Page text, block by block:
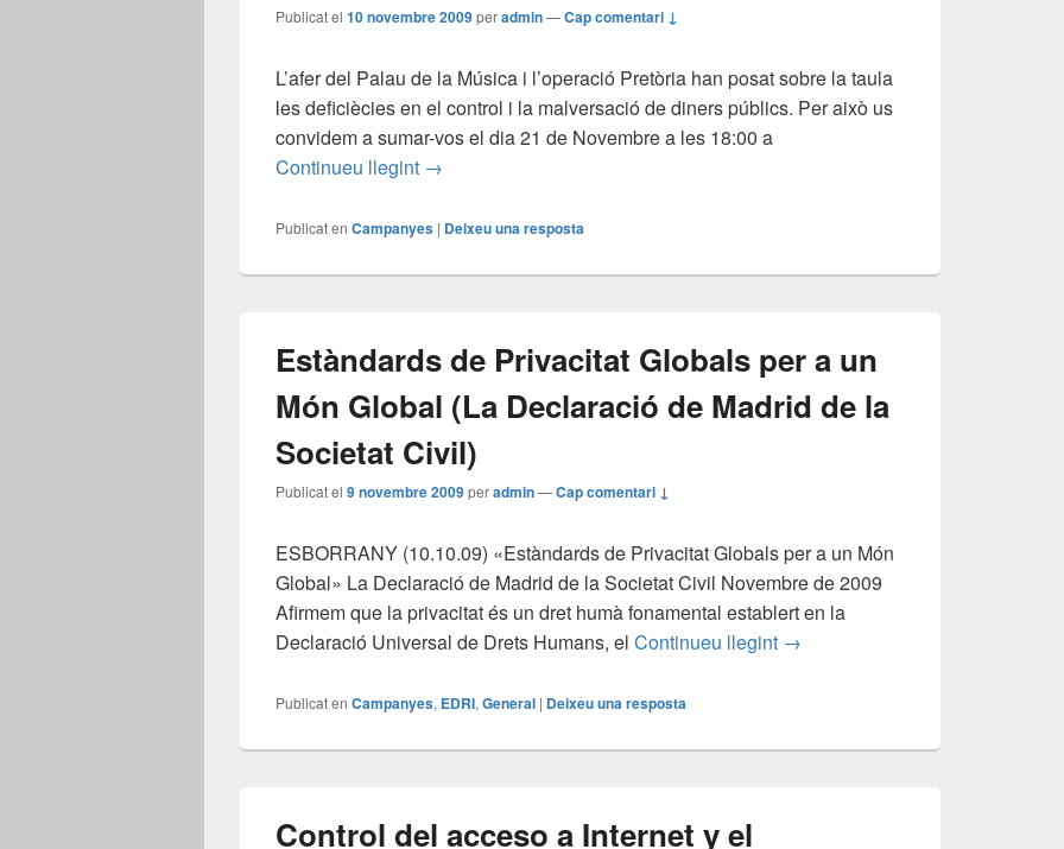
Publicat el 10 novembre 2009peradmin—Cap comentari ↓
L’afer del Palau de la Música i l’operació Pretòria han posat sobre la taula
les deficiècies en el control i la malversació de diners públics. Per això us
convidem a sumar-vos el dia 21 de Novembre a les 18:00 a
Continueu llegint CONTRA LA CORRUPCIÓ I LA IMPUNITAT: MOBILITZACIÓ POPULAR
→
Publicat en Campanyes | Deixeu una resposta
Estàndards de Privacitat Globals per a un
Món Global (La Declaració de Madrid de la
Societat Civil)
Publicat el 9 novembre 2009peradmin—Cap comentari ↓
ESBORRANY (10.10.09) «Estàndards de Privacitat Globals per a un Món
Global» La Declaració de Madrid de la Societat Civil Novembre de 2009
Afirmem que la privacitat és un dret humà fonamental establert en la
Declaració Universal de Drets Humans, el Continueu llegint Estàndards de Privacitat
→
Publicat en Campanyes, EDRI, General | Deixeu una resposta
Control del acceso a Internet y el